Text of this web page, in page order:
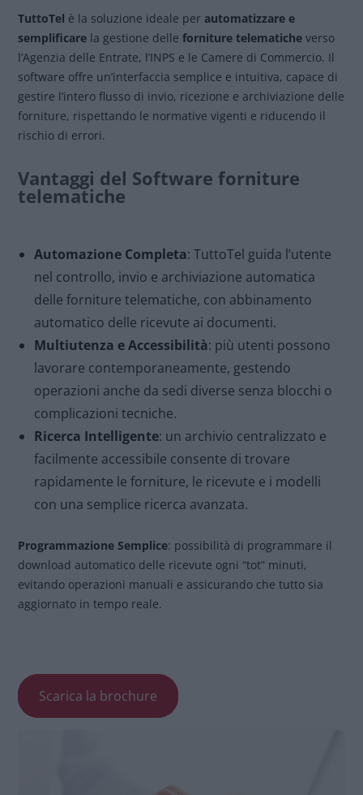
TuttoTel è la soluzione ideale perautomatizzare e
semplificare la gestione delleforniture telematiche verso
l’Agenzia delle Entrate, l’INPS e le Camere di Commercio. Il
software offre un’interfaccia semplice e intuitiva, capace di
gestire l’intero flusso di invio, ricezione e archiviazione delle
forniture, rispettando le normative vigenti e riducendo il
rischio di errori.
Vantaggi del Software forniture
telematiche
Automazione Completa: TuttoTel guida l’utente
nel controllo, invio e archiviazione automatica
delle forniture telematiche, con abbinamento
automatico delle ricevute ai documenti.
Multiutenza e Accessibilità: più utenti possono
lavorare contemporaneamente, gestendo
operazioni anche da sedi diverse senza blocchi o
complicazioni tecniche.
Ricerca Intelligente: un archivio centralizzato e
facilmente accessibile consente di trovare
rapidamente le forniture, le ricevute e i modelli
con una semplice ricerca avanzata.
Programmazione Semplice: possibilità di programmare il
download automatico delle ricevute ogni “tot” minuti,
evitando operazioni manuali e assicurando che tutto sia
aggiornato in tempo reale.
Scarica la brochure